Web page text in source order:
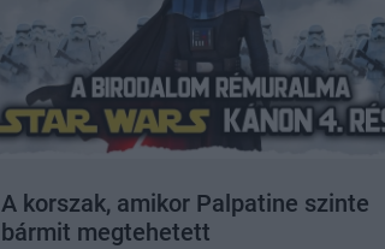
A korszak, amikor Palpatine szinte
bármit megtehetett